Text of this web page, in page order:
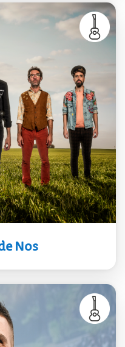
en la banda
y generaron
cuando
nominados a
Grammy.
Nos